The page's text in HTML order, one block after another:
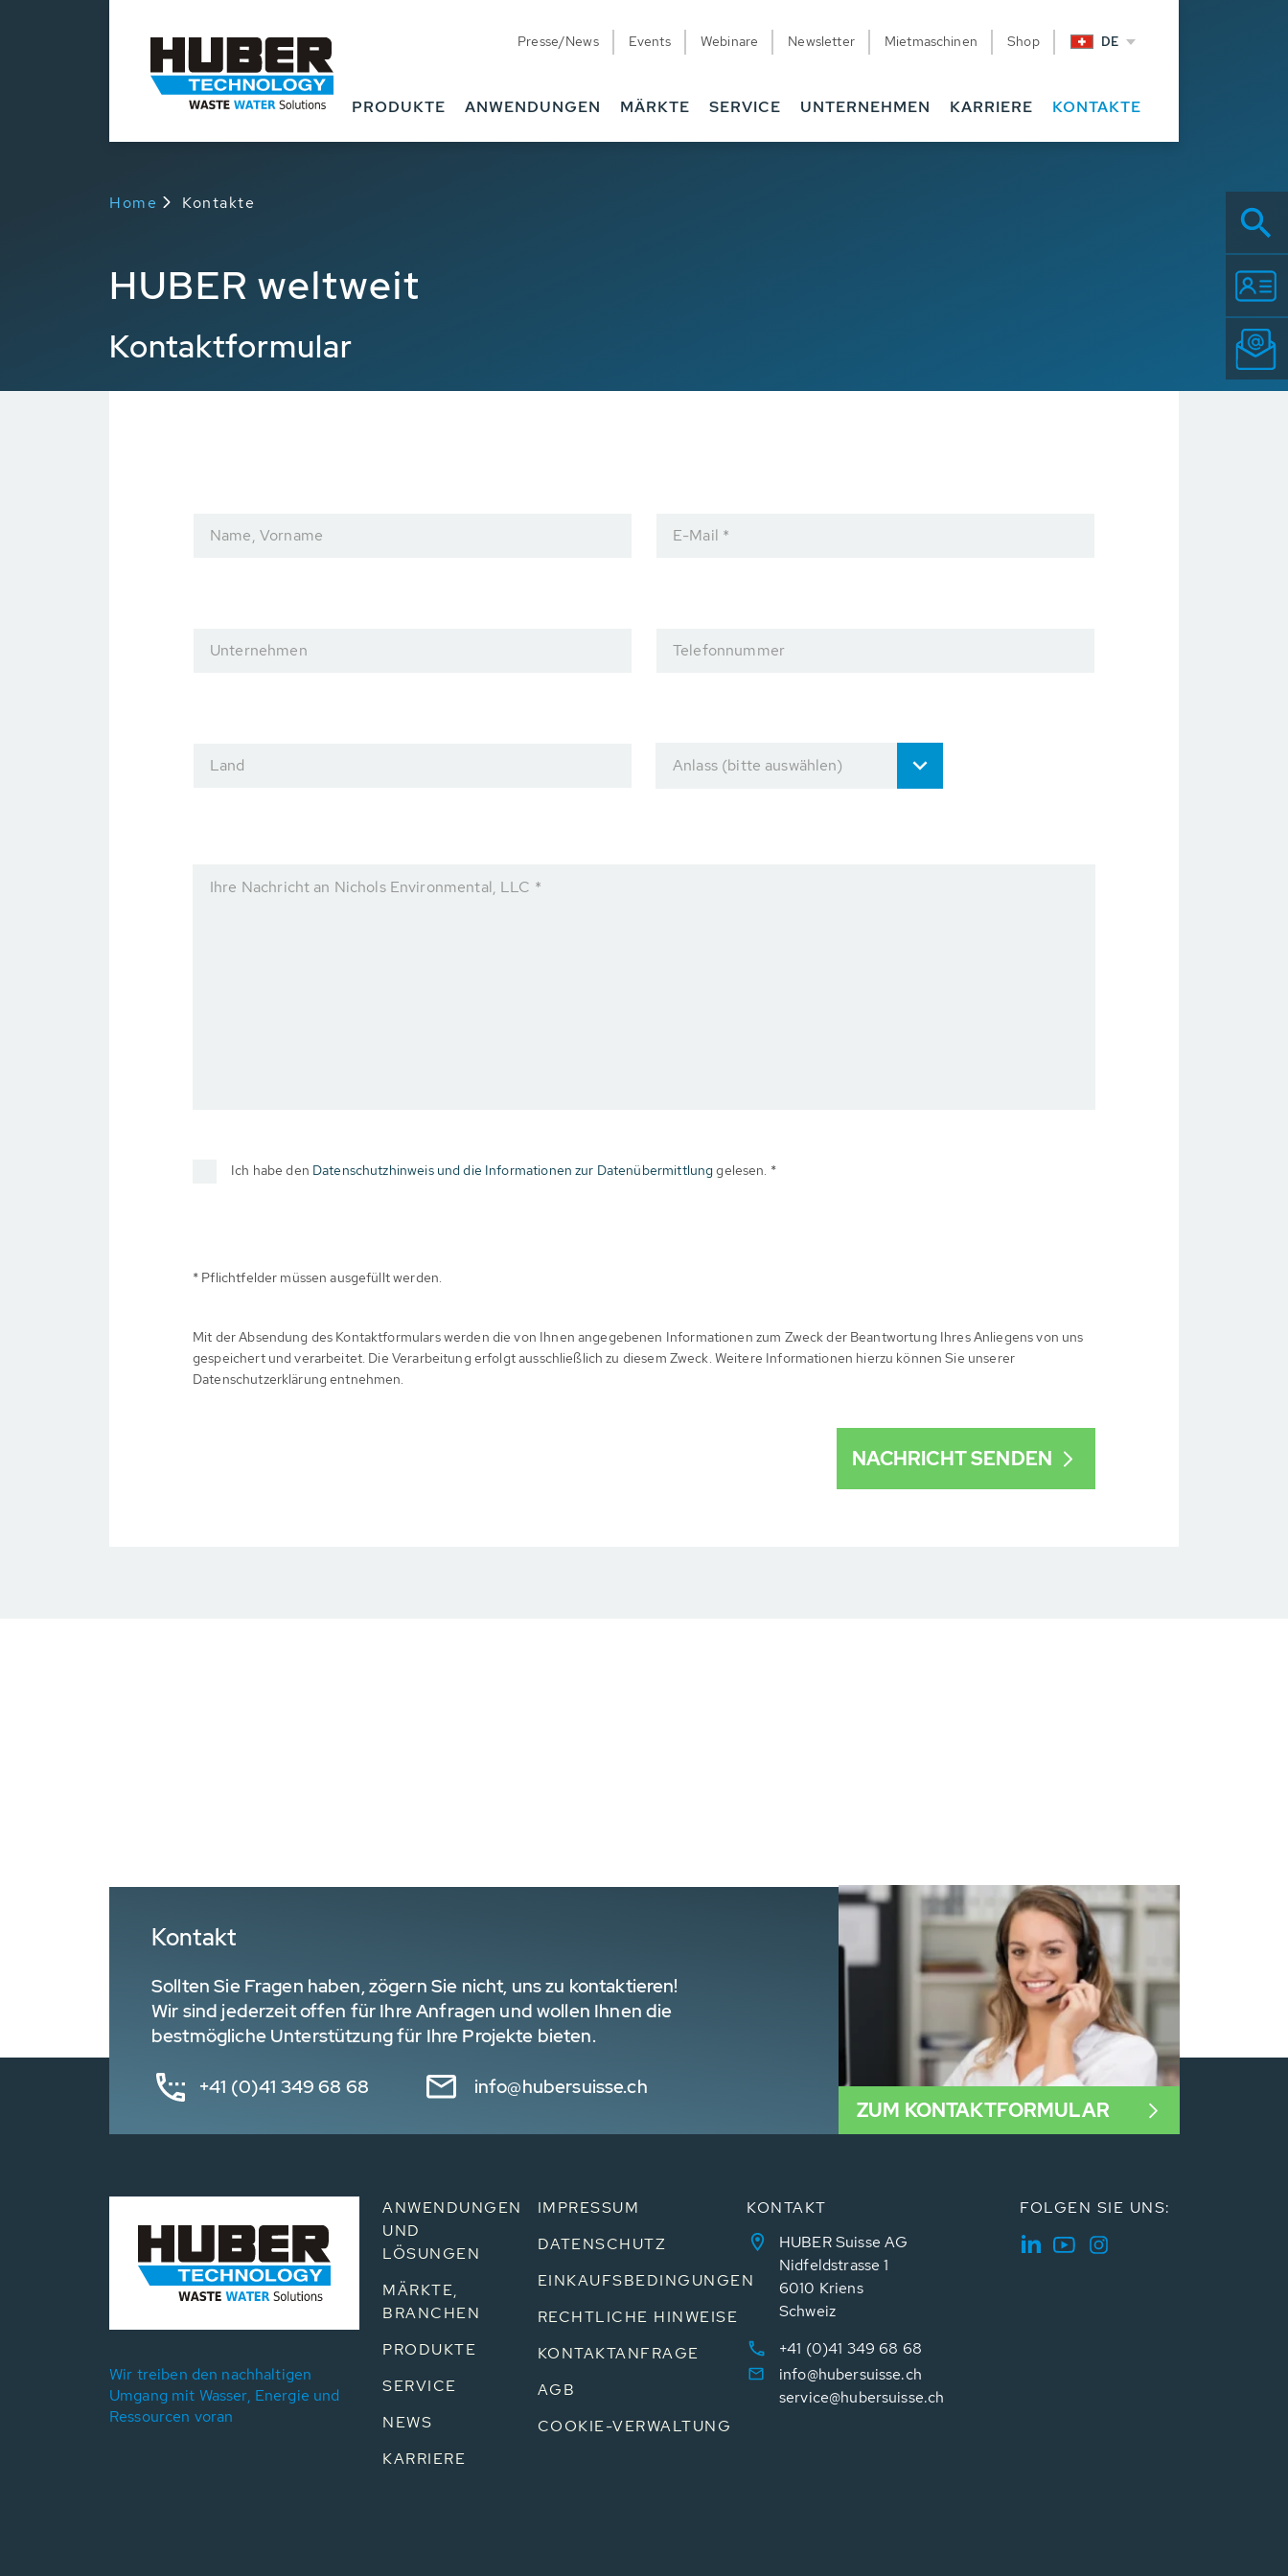
Presse/News Events Webinare Newsletter Mietmaschinen Shop DE
PRODUKTE ANWENDUNGEN MÄRKTE SERVICE UNTERNEHMEN KARRIERE KONTAKTE
Home Kontakte
HUBER weltweit
Kontaktformular
Name, Vorname E-Mail *
Unternehmen Telefonnummer
Land Anlass (bitte auswählen)
Ihre Nachricht an Nichols Environmental, LLC *
Ich habe den Datenschutzhinweis und die Informationen zur Datenübermittlunggelesen. *
* Pflichtfelder müssen ausgefüllt werden.
Mit der Absendung des Kontaktformulars werden die von Ihnen angegebenen Informationen zum Zweck der Beantwortung Ihres Anliegens von uns
gespeichert und verarbeitet. Die Verarbeitung erfolgt ausschließlich zu diesem Zweck. Weitere Informationen hierzu können Sie unserer
Datenschutzerklärung entnehmen.
Kontakt
Sollten Sie Fragen haben, zögern Sie nicht, uns zu kontaktieren!
Wir sind jederzeit offen für Ihre Anfragen und wollen Ihnen die
bestmögliche Unterstützung für Ihre Projekte bieten.
+41 (0)41 349 68 68 info@hubersuisse.ch
ZUM KONTAKTFORMULAR
Wir treiben den nachhaltigen
Umgang mit Wasser, Energie und
Ressourcen voran
ANWENDUNGEN
UND
LÖSUNGEN
MÄRKTE,
BRANCHEN
PRODUKTE
SERVICE
NEWS
KARRIERE
IMPRESSUM
DATENSCHUTZ
EINKAUFSBEDINGUNGEN
RECHTLICHE HINWEISE
KONTAKTANFRAGE
AGB
COOKIE-VERWALTUNG
KONTAKT
HUBER Suisse AG
Nidfeldstrasse 1
6010 Kriens
Schweiz
+41 (0)41 349 68 68
info@hubersuisse.ch
service@hubersuisse.ch
FOLGEN SIE UNS: